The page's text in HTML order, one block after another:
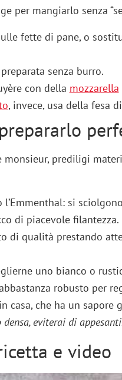
per mangiarlo senza
fette di pane, o
preparata senza burro.
con della mozzarella
, invece, usa della fesa
monsieur, prediligi
l’Emmenthal: si
di piacevole filantezza.
di qualità prestando
uno bianco o
robusto per
casa, che ha un
eviterai di
e video